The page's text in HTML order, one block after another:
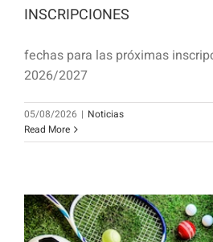
INSCRIPCIONES
fechas para las próximas
2026/2027
05/08/2026 | Noticias
Read More